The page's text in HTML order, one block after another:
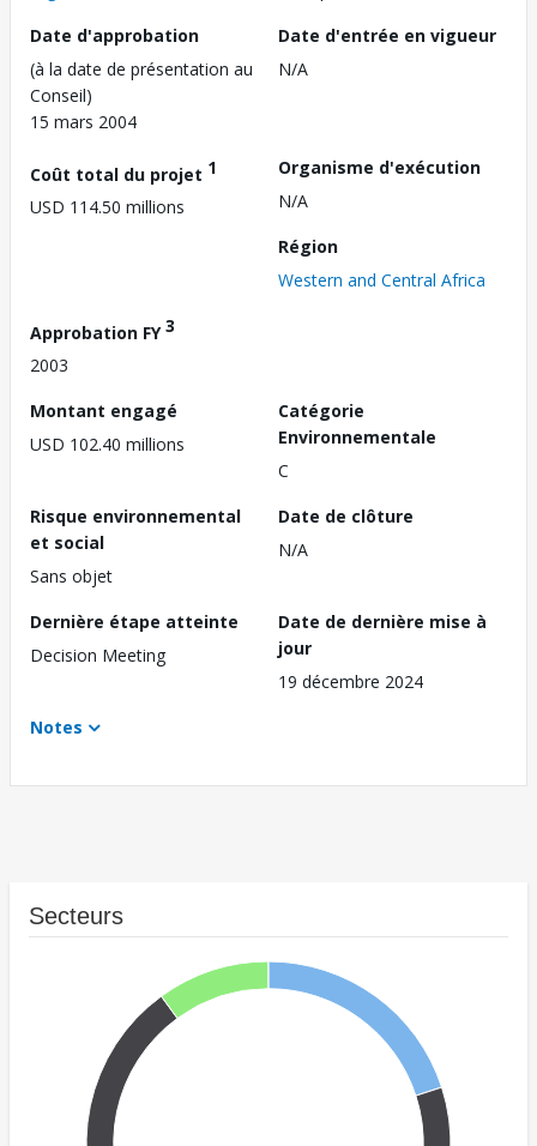
Date d'approbation
(à la date de présentation au
Conseil)
15 mars 2004
Date d'entrée en vigueur
N/A
Coût total du projet 1
USD 114.50 millions
Organisme d'exécution
N/A
Région
Western and Central Africa
Approbation FY3
2003
Montant engagé
USD 102.40 millions
Catégorie
Environnementale
C
Risque environnemental
et social
Sans objet
Date de clôture
N/A
Dernière étape atteinte
Decision Meeting
Date de dernière mise à
jour
19 décembre 2024
Notes
Secteurs